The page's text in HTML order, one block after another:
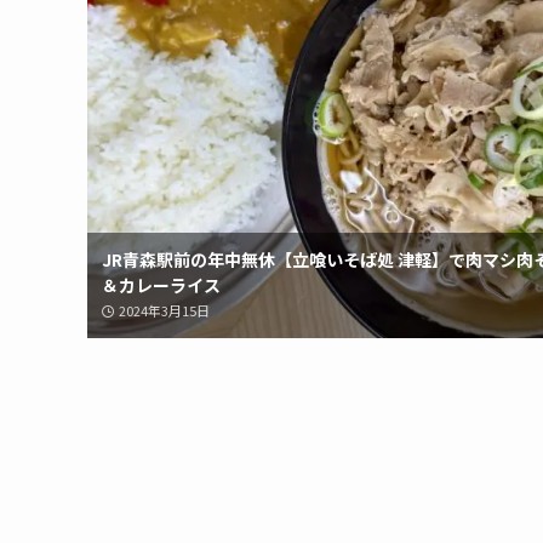
JR青森駅前の年中無休【立喰いそば処 津軽】で肉マシ肉
＆カレーライス
2024年3月15日